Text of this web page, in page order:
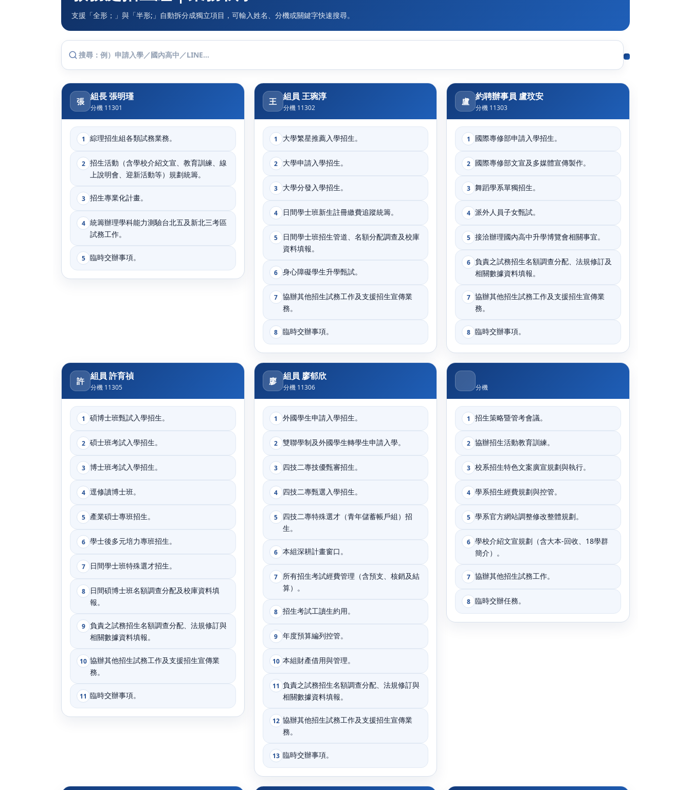
支援「全形；」與「半形;」自動拆分成獨立項目，可輸入姓名、分機或關鍵字快速搜尋。
張 組長 張明瑾
分機 11301
1 綜理招生組各類試務業務。
2 招生活動（含學校介紹文宣、教育訓練、線
上說明會、迎新活動等）規劃統籌。
3 招生專業化計畫。
4 統籌辦理學科能力測驗台北五及新北三考區
試務工作。
5 臨時交辦事項。
王 組員 王琬淳
分機 11302
1 大學繁星推薦入學招生。
2 大學申請入學招生。
3 大學分發入學招生。
4 日間學士班新生註冊繳費追蹤統籌。
5 日間學士班招生管道、名額分配調查及校庫
資料填報。
6 身心障礙學生升學甄試。
7 協辦其他招生試務工作及支援招生宣傳業
務。
8 臨時交辦事項。
盧 約聘辦事員 盧玟安
分機 11303
1 國際專修部申請入學招生。
2 國際專修部文宣及多媒體宣傳製作。
3 舞蹈學系單獨招生。
4 派外人員子女甄試。
5 接洽辦理國內高中升學博覽會相關事宜。
6 負責之試務招生名額調查分配、法規修訂及
相關數據資料填報。
7 協辦其他招生試務工作及支援招生宣傳業
務。
8 臨時交辦事項。
許 組員 許育禎
分機 11305
1 碩博士班甄試入學招生。
2 碩士班考試入學招生。
3 博士班考試入學招生。
4 逕修讀博士班。
5 產業碩士專班招生。
6 學士後多元培力專班招生。
7 日間學士班特殊選才招生。
8
日間碩博士班名額調查分配及校庫資料填
報。
9
負責之試務招生名額調查分配、法規修訂與
相關數據資料填報。
10 協辦其他招生試務工作及支援招生宣傳業
務。
11 臨時交辦事項。
廖 組員 廖郁欣
分機 11306
1 外國學生申請入學招生。
2 雙聯學制及外國學生轉學生申請入學。
3 四技二專技優甄審招生。
4 四技二專甄選入學招生。
5 四技二專特殊選才（青年儲蓄帳戶組）招
生。
6 本組深耕計畫窗口。
7 所有招生考試經費管理（含預支、核銷及結
算）。
8 招生考試工讀生約用。
9 年度預算編列控管。
10 本組財產借用與管理。
11 負責之試務招生名額調查分配、法規修訂與
相關數據資料填報。
12 協辦其他招生試務工作及支援招生宣傳業
務。
13 臨時交辦事項。
分機
1 招生策略暨管考會議。
2 協辦招生活動教育訓練。
3 校系招生特色文案廣宣規劃與執行。
4 學系招生經費規劃與控管。
5 學系官方網站調整修改整體規劃。
6 學校介紹文宣規劃（含大本-回收、18學群
簡介）。
7 協辦其他招生試務工作。
8 臨時交辦任務。